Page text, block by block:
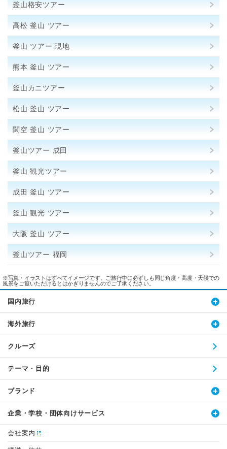
釜山格安ツアー
高松 釜山 ツアー
釜山 ツアー 現地
熊本 釜山 ツアー
釜山カニツアー
松山 釜山 ツアー
関空 釜山 ツアー
釜山ツアー 成田
釜山 観光ツアー
成田 釜山 ツアー
釜山 観光 ツアー
大阪 釜山 ツアー
釜山ツアー 福岡
※写真・イラストはすべてイメージです。ご旅行中に必ずしも同じ角度・高度・天候での
風景をご覧いただけるとはかぎりませんのでご了承ください。
国内旅行
海外旅行
クルーズ
テーマ・目的
ブランド
企業・学校・団体向けサービス
会社案内